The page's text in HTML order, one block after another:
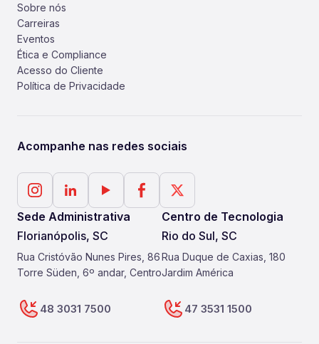
Sobre nós
Carreiras
Eventos
Ética e Compliance
Acesso do Cliente
Política de Privacidade
Acompanhe nas redes sociais
Sede Administrativa
Florianópolis, SC
Rua Cristóvão Nunes Pires, 86
Torre Süden, 6º andar, Centro
48 3031 7500
Centro de Tecnologia
Rio do Sul, SC
Rua Duque de Caxias, 180
Jardim América
47 3531 1500